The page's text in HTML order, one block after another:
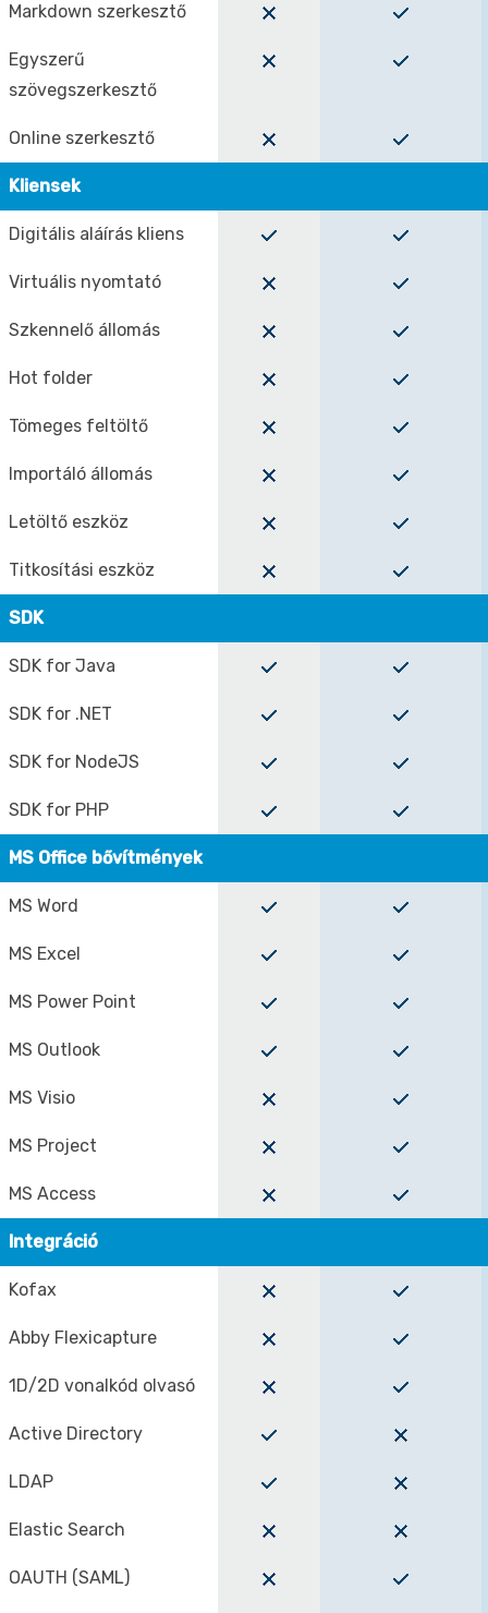
Markdown szerkesztő
Egyszerű
szövegszerkesztő
Online szerkesztő
Kliensek
Digitális aláírás kliens
Virtuális nyomtató
Szkennelő állomás
Hot folder
Tömeges feltöltő
Importáló állomás
Letöltő eszköz
Titkosítási eszköz
SDK
SDK for Java
SDK for .NET
SDK for NodeJS
SDK for PHP
MS Office bővítmények
MS Word
MS Excel
MS Power Point
MS Outlook
MS Visio
MS Project
MS Access
Integráció
Kofax
Abby Flexicapture
1D/2D vonalkód olvasó
Active Directory
LDAP
Elastic Search
OAUTH (SAML)